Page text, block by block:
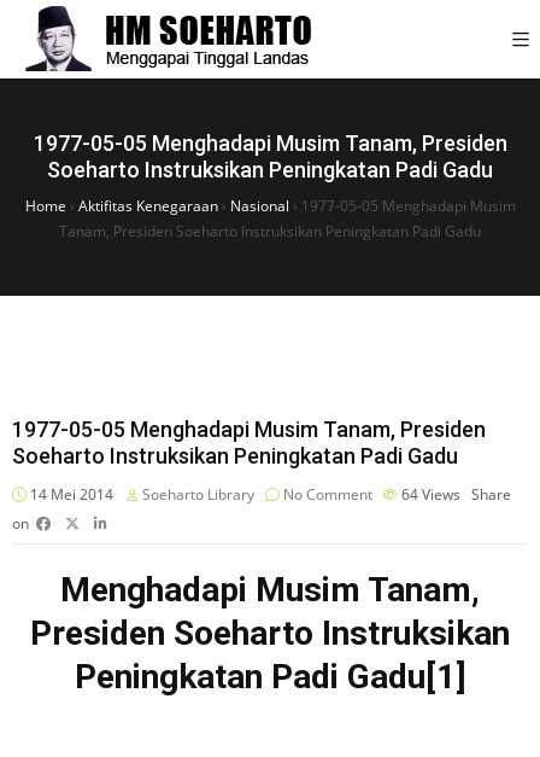
1977-05-05 Menghadapi Musim Tanam, Presiden
Soeharto Instruksikan Peningkatan Padi Gadu
Home › Aktifitas Kenegaraan› Nasional › 1977-05-05 Menghadapi Musim
Tanam, Presiden Soeharto Instruksikan Peningkatan Padi Gadu
1977-05-05 Menghadapi Musim Tanam, Presiden
Soeharto Instruksikan Peningkatan Padi Gadu
14 Mei 2014 Soeharto Library No Comment 64Views Share
on
Menghadapi Musim Tanam,
Presiden Soeharto Instruksikan
Peningkatan Padi Gadu [1]